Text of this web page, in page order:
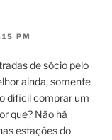
PM
de sócio pelo
ainda, somente
dificil comprar um
que? Não há
estações do